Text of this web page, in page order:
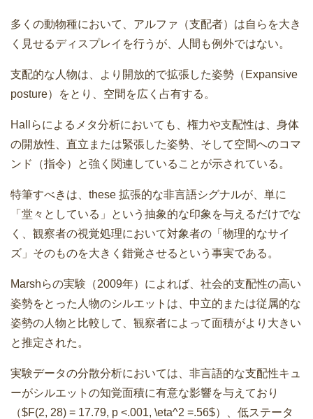
多くの動物種において、アルファ（支配者）は自らを大き
く見せるディスプレイを行うが、人間も例外ではない。
支配的な人物は、より開放的で拡張した姿勢（Expansive
posture）をとり、空間を広く占有する。
Hallらによるメタ分析においても、権力や支配性は、身体
の開放性、直立または緊張した姿勢、そして空間へのコマ
ンド（指令）と強く関連していることが示されている。
特筆すべきは、these 拡張的な非言語シグナルが、単に
「堂々としている」という抽象的な印象を与えるだけでな
く、観察者の視覚処理において対象者の「物理的なサイ
ズ」そのものを大きく錯覚させるという事実である。
Marshらの実験（2009年）によれば、社会的支配性の高い
姿勢をとった人物のシルエットは、中立的または従属的な
姿勢の人物と比較して、観察者によって面積がより大きい
と推定された。
実験データの分散分析においては、非言語的な支配性キュ
ーがシルエットの知覚面積に有意な影響を与えており
（$F(2, 28) = 17.79, p <.001, \eta^2 =.56$）、低ステータ